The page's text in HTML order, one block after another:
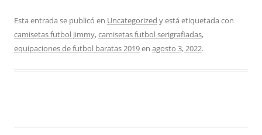
Esta entrada se publicó en Uncategorized y está etiquetada con
camisetas futbol jimmy,camisetas futbol serigrafiadas,
equipaciones de futbol baratas 2019en agosto 3, 2022.